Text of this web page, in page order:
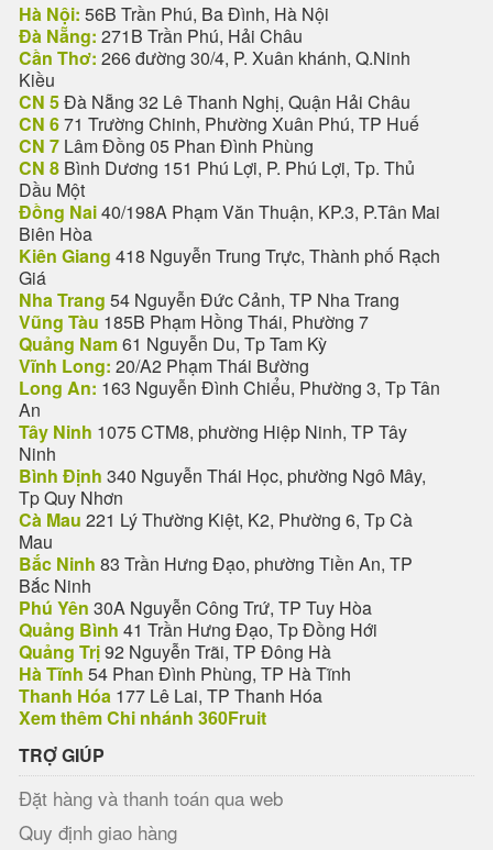
Hà Nội: 56B Trần Phú, Ba Đình, Hà Nội
Đà Nẵng: 271B Trần Phú, Hải Châu
Cần Thơ: 266 đường 30/4, P. Xuân khánh, Q.Ninh
Kiều
CN 5Đà Nẵng 32 Lê Thanh Nghị, Quận Hải Châu
CN 671 Trường Chinh, Phường Xuân Phú, TP Huế
CN 7 Lâm Đồng 05 Phan Đình Phùng
CN 8 Bình Dương 151 Phú Lợi, P. Phú Lợi, Tp. Thủ
Dầu Một
Đồng Nai40/198A Phạm Văn Thuận, KP.3, P.Tân Mai
Biên Hòa
Kiên Giang 418 Nguyễn Trung Trực, Thành phố Rạch
Giá
Nha Trang 54 Nguyễn Đức Cảnh, TP Nha Trang
Vũng Tàu 185B Phạm Hồng Thái, Phường 7
Quảng Nam61 Nguyễn Du, Tp Tam Kỳ
Vĩnh Long: 20/A2 Phạm Thái Bường
Long An: 163 Nguyễn Đình Chiểu, Phường 3, Tp Tân
An
Tây Ninh 1075 CTM8, phường Hiệp Ninh, TP Tây
Ninh
Bình Định 340 Nguyễn Thái Học, phường Ngô Mây,
Tp Quy Nhơn
Cà Mau 221 Lý Thường Kiệt, K2, Phường 6, Tp Cà
Mau
Bắc Ninh 83 Trần Hưng Đạo, phường Tiền An, TP
Bắc Ninh
Phú Yên 30A Nguyễn Công Trứ, TP Tuy Hòa
Quảng Bình 41 Trần Hưng Đạo, Tp Đồng Hới
Quảng Trị92 Nguyễn Trãi, TP Đông Hà
Hà Tĩnh 54 Phan Đình Phùng, TP Hà Tĩnh
Thanh Hóa 177 Lê Lai, TP Thanh Hóa
Xem thêm Chi nhánh 360Fruit
TRỢ GIÚP
Đặt hàng và thanh toán qua web
Quy định giao hàng